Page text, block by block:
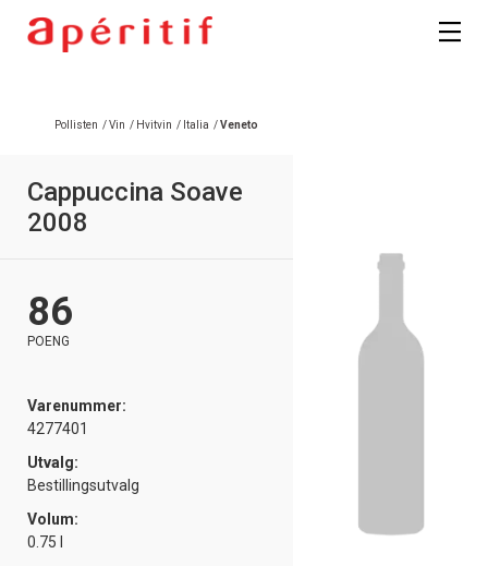
Pollisten /Vin / Hvitvin / Italia /Veneto
Cappuccina Soave
2008
86
POENG
Varenummer:
4277401
Utvalg:
Bestillingsutvalg
Volum:
0.75 l